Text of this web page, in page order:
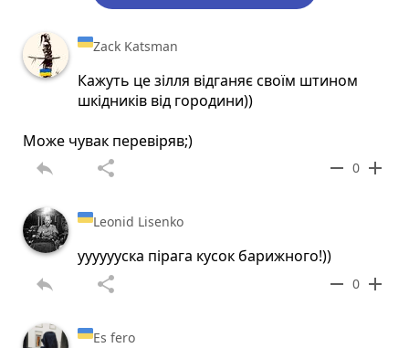
Zack Katsman
Кажуть це зілля відганяє своїм штином
шкідників від городини))
Може чувак перевіряв;)
reply share remove 0 add
Leonid Lisenko
ууууууска пiрага кусок барижного!))
reply share remove 0 add
Es fero